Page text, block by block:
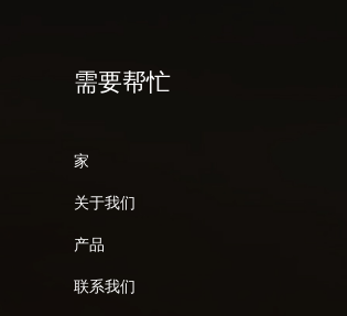
需要帮忙
家
关于我们
产品
联系我们